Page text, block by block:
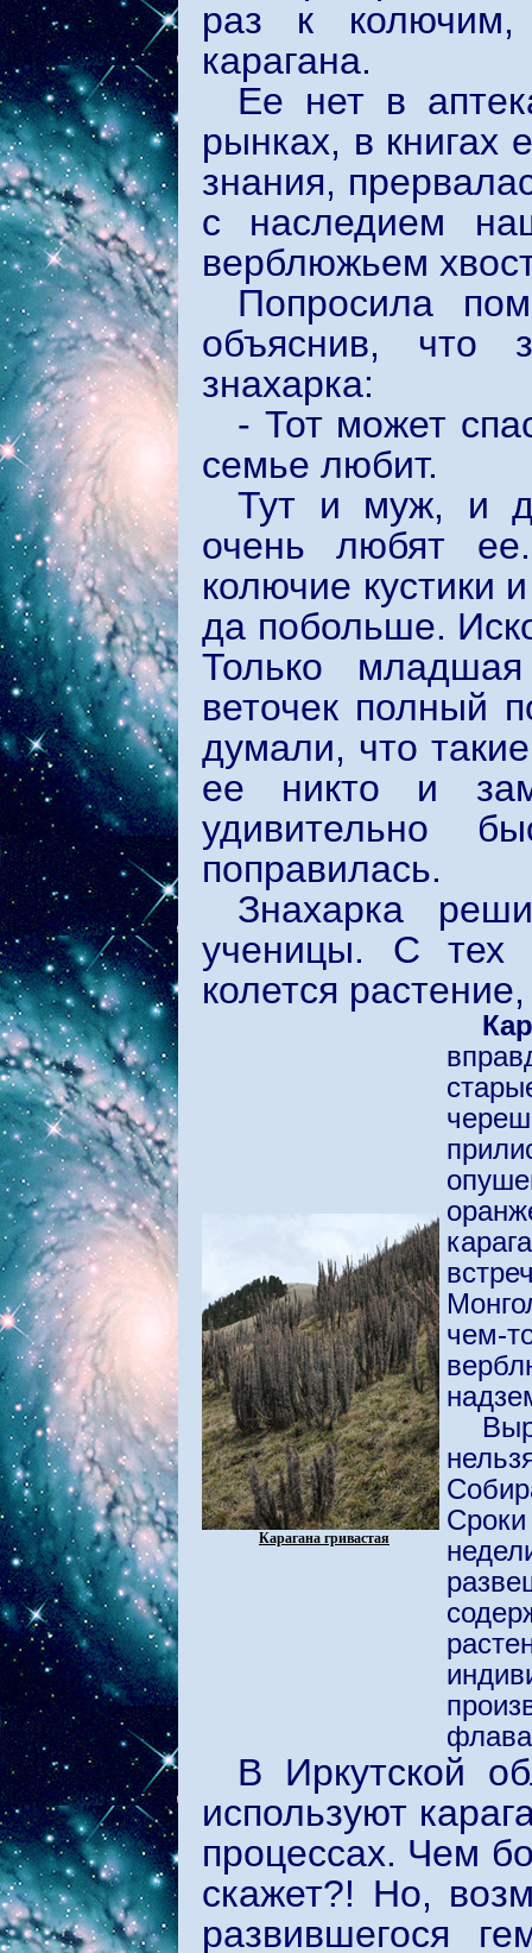
раз к колючим,
карагана.
Ее нет в
рынках, в книгах
знания,
с наследием
верблюжьем
Попросила
объяснив, что
знахарка:
- Тот может
семье любит.
Тут и муж, и
очень любят
колючие кустики
да побольше.
Только
веточек полный
думали, что
ее никто и
удивительно
поправилась.
Знахарка
ученицы. С тех
колется
Карагана гривастая
чем-
В Иркутской
используют
процессах. Чем
скажет?! Но,
развившегося